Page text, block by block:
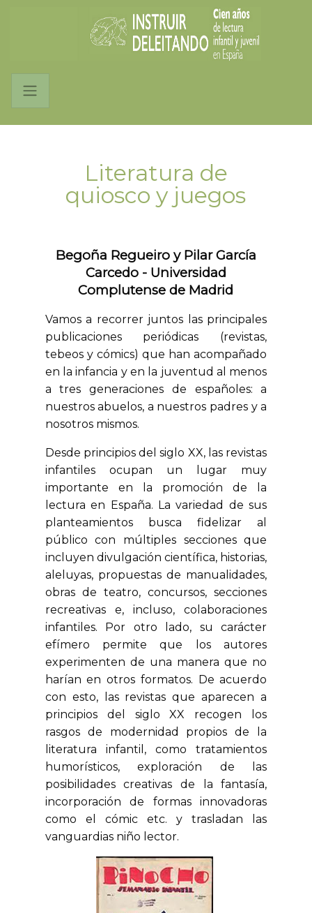
Literatura de
quiosco y juegos
Begoña Regueiro y Pilar García
Carcedo - Universidad
Complutense de Madrid
Vamos a recorrer juntos las principales
publicaciones periódicas (revistas,
tebeos y cómics) que han acompañado
en la infancia y en la juventud al menos
a tres generaciones de españoles: a
nuestros abuelos, a nuestros padres y a
nosotros mismos.
Desde principios del siglo XX, las revistas
infantiles ocupan un lugar muy
importante en la promoción de la
lectura en España. La variedad de sus
planteamientos busca fidelizar al
público con múltiples secciones que
incluyen divulgación científica, historias,
aleluyas, propuestas de manualidades,
obras de teatro, concursos, secciones
recreativas e, incluso, colaboraciones
infantiles. Por otro lado, su carácter
efímero permite que los autores
experimenten de una manera que no
harían en otros formatos. De acuerdo
con esto, las revistas que aparecen a
principios del siglo XX recogen los
rasgos de modernidad propios de la
literatura infantil, como tratamientos
humorísticos, exploración de las
posibilidades creativas de la fantasía,
incorporación de formas innovadoras
como el cómic etc. y trasladan las
vanguardias niño lector.